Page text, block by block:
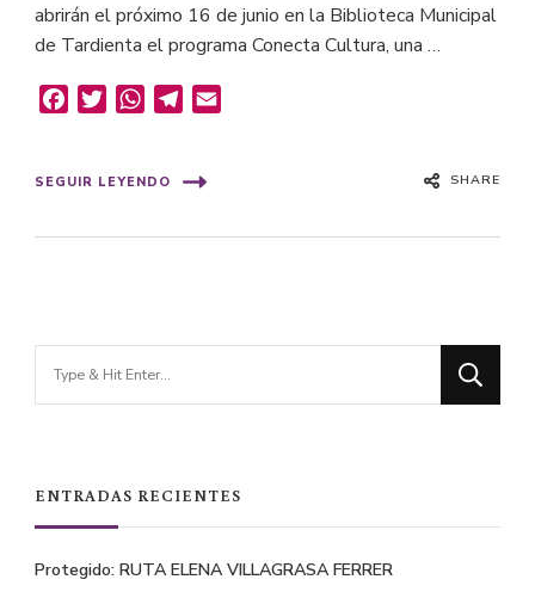
abrirán el próximo 16 de junio en la Biblioteca Municipal
de Tardienta el programa Conecta Cultura, una …
FacebookTwitterWhatsAppTelegram
SEGUIR LEYENDO SHARE
ENTRADAS RECIENTES
Protegido: RUTA ELENA VILLAGRASA FERRER